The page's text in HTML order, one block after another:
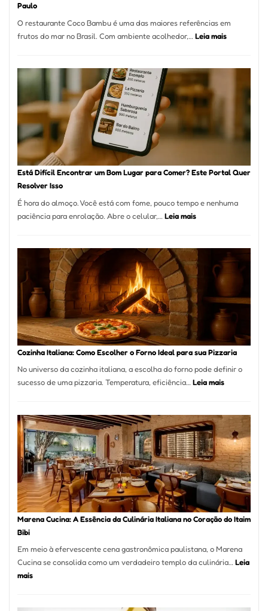
Alta
Gastronomia
Paulo
O restaurante Coco Bambu é uma das maiores referências em
frutos do mar no Brasil. Com ambiente acolhedor,… Leia mais:
encontrar
reservar
Paulo
Está Difícil Encontrar um Bom Lugar para Comer? Este Portal Quer
Resolver Isso
É hora do almoço. Você está com fome, pouco tempo e nenhuma
paciência para enrolação. Abre o celular,… Leia mais:
Encontrar
um
Bom
Lugar
para
Comer?
Este
Portal
Resolver
Isso
Cozinha Italiana: Como Escolher o Forno Ideal para sua Pizzaria
No universo da cozinha italiana, a escolha do forno pode definir o
sucesso de uma pizzaria. Temperatura, eficiência…Leia mais:
Como
Escolher
o
Forno
Ideal
para
sua
Pizzaria
Marena Cucina: A Essência da Culinária Italiana no Coração do Itaim
Bibi
Em meio à efervescente cena gastronômica paulistana, o Marena
Cucina se consolida como um verdadeiro templo da culinária… Leia
mais: